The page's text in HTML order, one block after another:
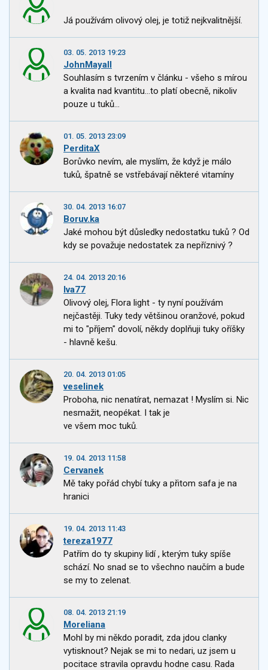
Já používám olivový olej, je totiž nejkvalitnější.
03. 05. 2013 19:23
JohnMayall
Souhlasím s tvrzením v článku - všeho s mírou
a kvalita nad kvantitu...to platí obecně, nikoliv
pouze u tuků...
01. 05. 2013 23:09
PerditaX
Borůvko nevím, ale myslím, že když je málo
tuků, špatně se vstřebávají některé vitamíny
30. 04. 2013 16:07
Boruv.ka
Jaké mohou být důsledky nedostatku tuků ? Od
kdy se považuje nedostatek za nepříznivý ?
24. 04. 2013 20:16
Iva77
Olivový olej, Flora light - ty nyní používám
nejčastěji. Tuky tedy většinou oranžové, pokud
mi to "příjem" dovolí, někdy doplňuji tuky oříšky
- hlavně kešu.
20. 04. 2013 01:05
veselinek
Proboha, nic nenatírat, nemazat ! Myslím si. Nic
nesmažit, neopékat. I tak je
ve všem moc tuků.
19. 04. 2013 11:58
Cervanek
Mě taky pořád chybí tuky a přitom safa je na
hranici
19. 04. 2013 11:43
tereza1977
Patřím do ty skupiny lidí , kterým tuky spíše
schází. No snad se to všechno naučím a bude
se my to zelenat.
08. 04. 2013 21:19
Moreliana
Mohl by mi někdo poradit, zda jdou clanky
vytisknout? Nejak se mi to nedari, uz jsem u
pocitace stravila opravdu hodne casu. Rada